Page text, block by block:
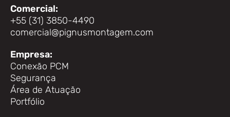
Comercial:
+55 (31) 3850-4490
comercial@pignusmontagem.com
Empresa:
Conexão PCM
Segurança
Área de Atuação
Portfólio